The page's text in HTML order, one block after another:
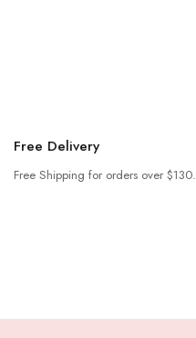
Free Delivery
Free Shipping for orders over $130.